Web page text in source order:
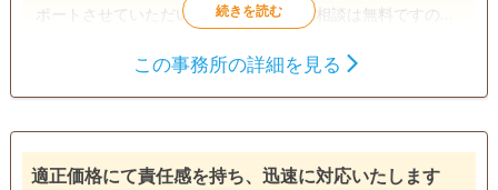
ポートさせていただいております。初回相談は無料ですので
遺産分割
相続人調査
この事務所の詳細を見る
適正価格にて責任感を持ち、迅速に対応いたします